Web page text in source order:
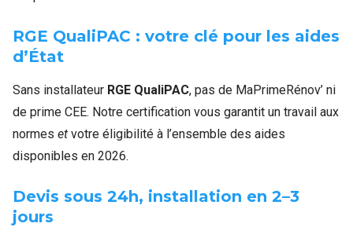
RGE QualiPAC : votre clé pour les aides
d’État
Sans installateur RGE QualiPAC, pas de MaPrimeRénov’ ni
de prime CEE. Notre certification vous garantit un travail aux
normes et votre éligibilité à l’ensemble des aides
disponibles en 2026.
Devis sous 24h, installation en 2–3
jours